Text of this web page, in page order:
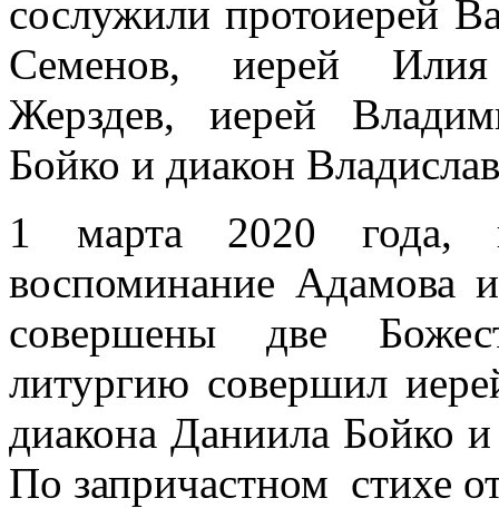
сослужили протоиерей
Семенов, иерей
Жерздев, иерей
Бойко и диакон
1 марта 2020 года,
воспоминание Адамова
совершены две
литургию совершил
диакона Даниила Бойко
По запричастном стихе